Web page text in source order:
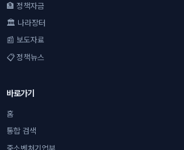
🏦 정책자금
🏛 나라장터
📰 보도자료
📋 정책뉴스
바로가기
홈
통합 검색